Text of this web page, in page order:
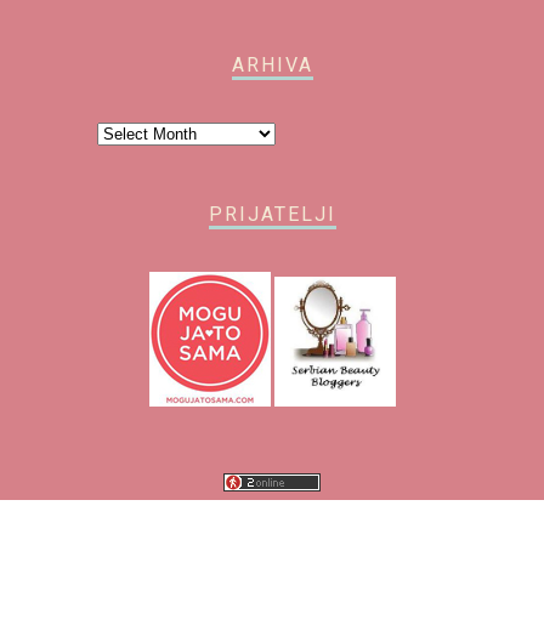
ARHIVA
Arhiva
PRIJATELJI